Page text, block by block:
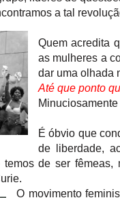
a tal
Quem acredita
as mulheres a
dar uma olhada
Até que ponto
É óbvio que
de liberdade,
temos de ser
O movimento